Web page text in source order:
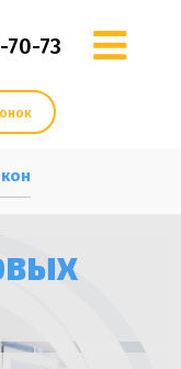
70-73